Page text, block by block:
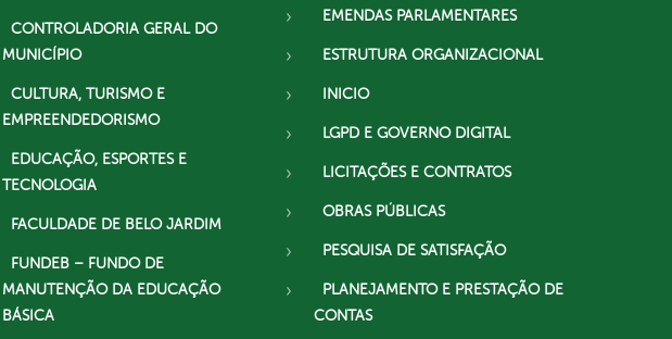
CONTROLADORIA GERAL DO
MUNICÍPIO
CULTURA, TURISMO E
EMPREENDEDORISMO
EDUCAÇÃO, ESPORTES E
TECNOLOGIA
FACULDADE DE BELO JARDIM
FUNDEB – FUNDO DE
MANUTENÇÃO DA EDUCAÇÃO
BÁSICA
EMENDAS PARLAMENTARES
ESTRUTURA ORGANIZACIONAL
INICIO
LGPD E GOVERNO DIGITAL
LICITAÇÕES E CONTRATOS
OBRAS PÚBLICAS
PESQUISA DE SATISFAÇÃO
PLANEJAMENTO E PRESTAÇÃO DE
CONTAS